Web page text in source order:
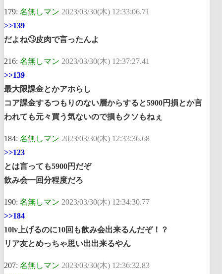
179: 名無しマン 2023/03/30(木) 12:33:06.71
>>139
だよね🙄皮肉で言ったんよ
216: 名無しマン 2023/03/30(木) 12:37:27.41
>>139
最大限課金とかアホらし
コア課金するつもりのない層からすると5900円損とか言
われても元々買う気ないので損もクソもねぇ
184: 名無しマン 2023/03/30(木) 12:33:36.68
>>123
とは言っても5900円だぞ
飲み会一回分程度だろ
190: 名無しマン 2023/03/30(木) 12:34:30.77
>>184
10lv上げるのに10回も飲み会出来るんだぞ！？
リア友とめっちゃ思い出出来るやん
207: 名無しマン 2023/03/30(木) 12:36:32.83